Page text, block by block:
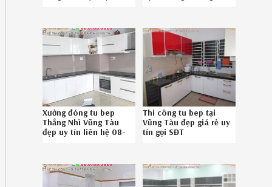
Xưởng đóng tu bep
Thắng Nhì Vũng Tàu
đẹp uy tín liên hệ 08-
Thi công tu bep tại
Vũng Tàu đẹp giá rẻ uy
tín gọi SĐT